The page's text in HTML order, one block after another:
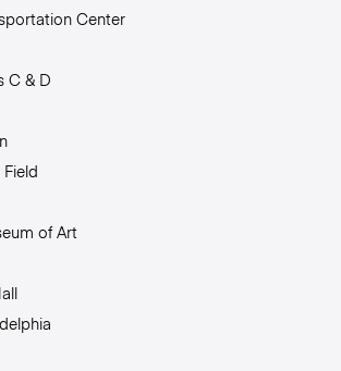
Center
C & D
of Art